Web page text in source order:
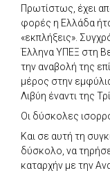
Πρωτίστως, έχει
φορές η Ελλάδα
«εκπλήξεις».
Έλληνα ΥΠΕΞ στη
την αναβολή της
μέρος στην
Λιβύη έναντι της
Οι δύσκολες
Και σε αυτή τη
δύσκολο, να
καταρχήν με την